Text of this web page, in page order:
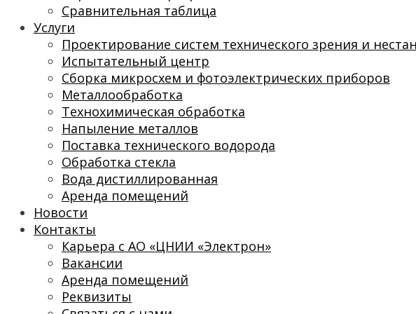
Сравнительная таблица
Услуги
Проектирование систем технического зрения и
Испытательный центр
Сборка микросхем и фотоэлектрических приборов
Металлообработка
Технохимическая обработка
Напыление металлов
Поставка технического водорода
Обработка стекла
Вода дистиллированная
Аренда помещений
Новости
Контакты
Карьера с АО «ЦНИИ «Электрон»
Вакансии
Аренда помещений
Реквизиты